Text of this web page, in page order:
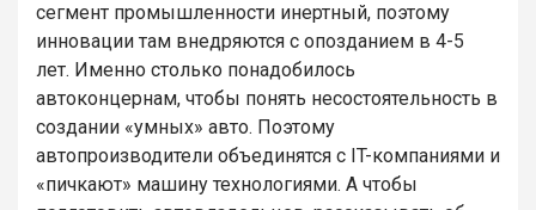
сегмент промышленности инертный, поэтому
инновации там внедряются с опозданием в 4-5
лет. Именно столько понадобилось
автоконцернам, чтобы понять несостоятельность в
создании «умных» авто. Поэтому
автопроизводители объединятся с IT-компаниями и
«пичкают» машину технологиями. А чтобы